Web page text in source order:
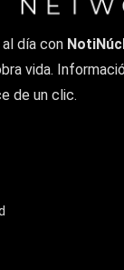
día con
vida.
de un clic.